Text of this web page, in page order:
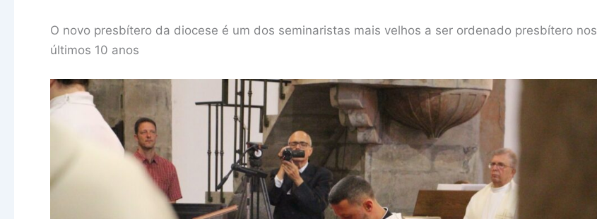
O novo presbítero da diocese é um dos seminaristas mais velhos a ser ordenado presbítero nos
últimos 10 anos